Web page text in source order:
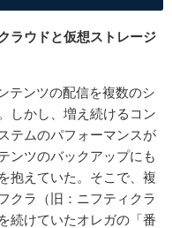
ラウドと仮想ストレージ
テンツの配信を複数のシ
しかし、増え続けるコン
テムのパフォーマンスが
ンツのバックアップにも
抱えていた。そこで、複
クラ（旧：ニフティクラ
続けていたオレガの「番